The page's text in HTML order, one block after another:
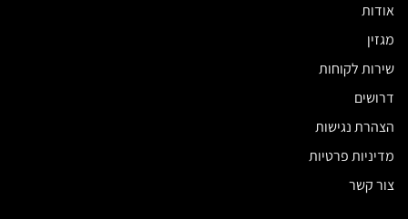
אודות
מגזין
שירות לקוחות
דרושים
הצהרת נגישות
מדיניות פרטיות
צור קשר